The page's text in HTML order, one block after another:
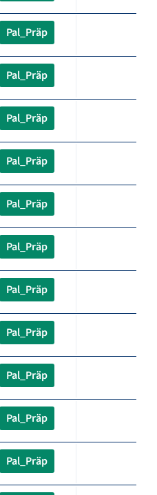
Pal_Präp
Pal_Präp
Pal_Präp
Pal_Präp
Pal_Präp
Pal_Präp
Pal_Präp
Pal_Präp
Pal_Präp
Pal_Präp
Pal_Präp